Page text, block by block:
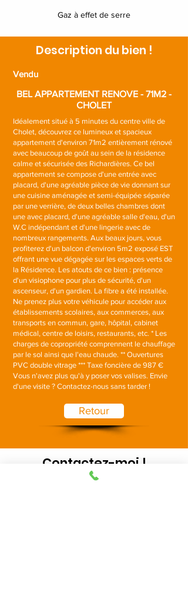
Gaz à effet de serre
Description du bien !
Vendu
BEL APPARTEMENT RENOVE - 71M2 -
CHOLET
Idéalement situé à 5 minutes du centre ville de
Cholet, découvrez ce lumineux et spacieux
appartement d'environ 71m2 entièrement rénové
avec beaucoup de goût au sein de la résidence
calme et sécurisée des Richardières. Ce bel
appartement se compose d'une entrée avec
placard, d'une agréable pièce de vie donnant sur
une cuisine aménagée et semi-équipée séparée
par une verrière, de deux belles chambres dont
une avec placard, d'une agréable salle d'eau, d'un
W.C indépendant et d'une lingerie avec de
nombreux rangements. Aux beaux jours, vous
profiterez d'un balcon d'environ 5m2 exposé EST
offrant une vue dégagée sur les espaces verts de
la Résidence. Les atouts de ce bien : présence
d'un visiophone pour plus de sécurité, d'un
ascenseur, d'un gardien. La fibre a été installée.
Ne prenez plus votre véhicule pour accéder aux
établissements scolaires, aux commerces, aux
transports en commun, gare, hôpital, cabinet
médical, centre de loisirs, restaurants, etc. * Les
charges de copropriété comprennent le chauffage
par le sol ainsi que l'eau chaude. ** Ouvertures
PVC double vitrage *** Taxe foncière de 987 €
Vous n'avez plus qu'à y poser vos valises. Envie
d'une visite ? Contactez-nous sans tarder !
Retour
Contactez-moi !